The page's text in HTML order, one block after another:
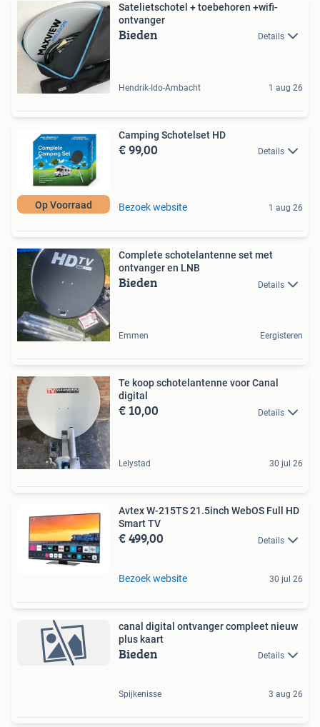
Satelietschotel + toebehoren +wifi-
ontvanger
Bieden Details
Hendrik-Ido-Ambacht 1 aug 26
Op Voorraad
Camping Schotelset HD
€ 99,00 Details
Bezoek website 1 aug 26
Complete schotelantenne set met
ontvanger en LNB
Bieden Details
Emmen Eergisteren
Te koop schotelantenne voor Canal
digital
€ 10,00 Details
Lelystad 30 jul 26
Avtex W-215TS 21.5inch WebOS Full HD
Smart TV
€ 499,00 Details
Bezoek website 30 jul 26
canal digital ontvanger compleet nieuw
plus kaart
Bieden Details
Spijkenisse 3 aug 26